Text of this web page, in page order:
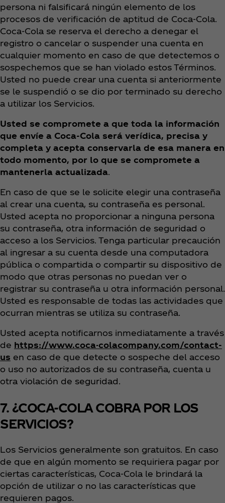
persona ni falsificará ningún elemento de los
procesos de verificación de aptitud de Coca‑Cola.
Coca‑Cola se reserva el derecho a denegar el
registro o cancelar o suspender una cuenta en
cualquier momento en caso de que detectemos o
sospechemos que se han violado estos Términos.
Usted no puede crear una cuenta si anteriormente
se le suspendió o se dio por terminado su derecho
a utilizar los Servicios.
Usted se compromete a que toda la información
que envíe a Coca‑Cola será verídica, precisa y
completa y acepta conservarla de esa manera en
todo momento, por lo que se compromete a
mantenerla actualizada.
En caso de que se le solicite elegir una contraseña
al crear una cuenta, su contraseña es personal.
Usted acepta no proporcionar a ninguna persona
su contraseña, otra información de seguridad o
acceso a los Servicios. Tenga particular precaución
al ingresar a su cuenta desde una computadora
pública o compartida o compartir su dispositivo de
modo que otras personas no puedan ver o
registrar su contraseña u otra información personal.
Usted es responsable de todas las actividades que
ocurran mientras se utiliza su contraseña.
Usted acepta notificarnos inmediatamente a través
de https://www.coca-colacompany.com/contact-
us en caso de que detecte o sospeche del acceso
o uso no autorizados de su contraseña, cuenta u
otra violación de seguridad.
7. ¿COCA-COLA COBRA POR LOS
SERVICIOS?
Los Servicios generalmente son gratuitos. En caso
de que en algún momento se requiriera pagar por
ciertas características, Coca‑Cola le brindará la
opción de utilizar o no las características que
requieren pagos.